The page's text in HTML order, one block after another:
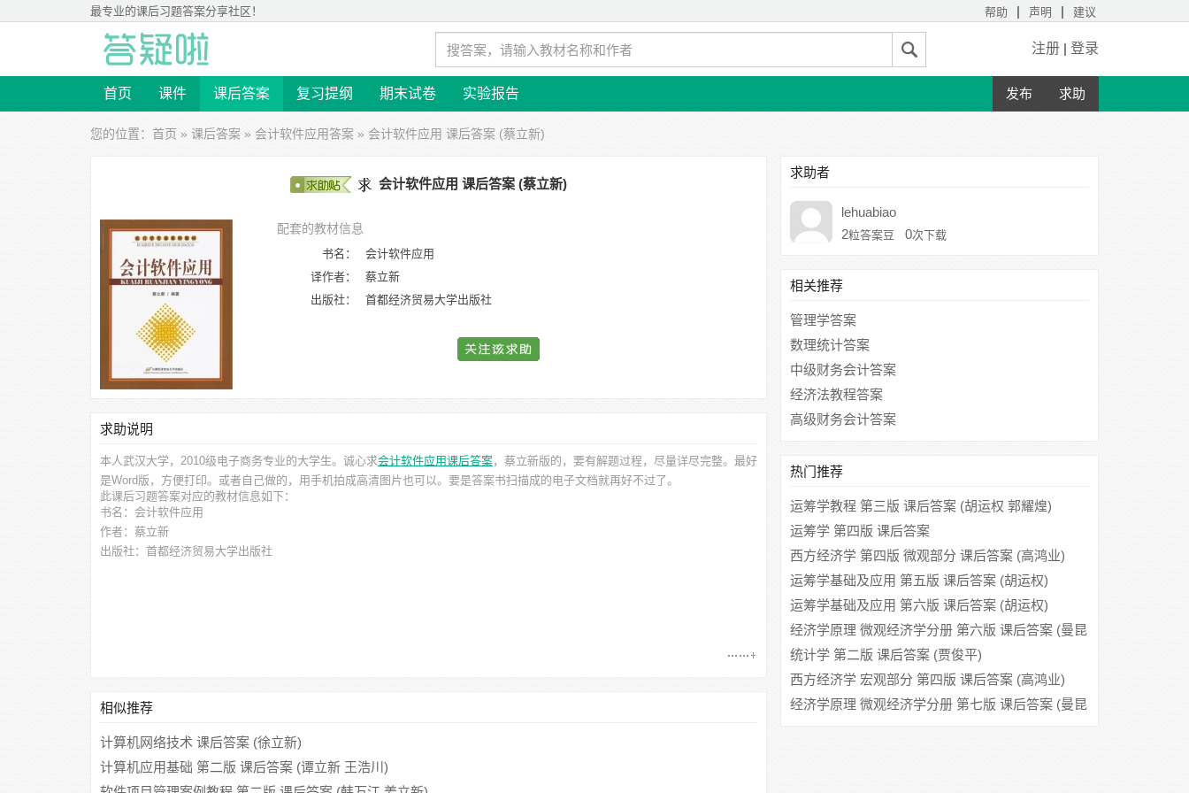
最专业的课后习题答案分享社区！ 帮助 | 声明 | 建议
注册 | 登录
首页 课件 课后答案 复习提纲 期末试卷 实验报告 发布 求助
您的位置： 首页 » 课后答案 » 会计软件应用答案 » 会计软件应用 课后答案 (蔡立新)
会计软件应用 课后答案 (蔡立新)
配套的教材信息
书名：
会计软件应用
译作者：
蔡立新
出版社：
首都经济贸易大学出版社
求助说明
本人武汉大学，2010级电子商务专业的大学生。诚心求会计软件应用课后答案，蔡立新版的，要有解题过程，尽量详尽完整。最好
是Word版，方便打印。或者自己做的，用手机拍成高清图片也可以。要是答案书扫描成的电子文档就再好不过了。
此课后习题答案对应的教材信息如下：
书名：会计软件应用
作者：蔡立新
出版社：首都经济贸易大学出版社
相似推荐
计算机网络技术 课后答案 (徐立新)
计算机应用基础 第二版 课后答案 (谭立新 王浩川)
求助者
lehuabiao
2粒答案豆 0次下载
相关推荐
管理学答案
数理统计答案
中级财务会计答案
经济法教程答案
高级财务会计答案
热门推荐
运筹学教程 第三版 课后答案 (胡运权 郭耀煌)
运筹学 第四版 课后答案
西方经济学 第四版 微观部分 课后答案 (高鸿业)
运筹学基础及应用 第五版 课后答案 (胡运权)
运筹学基础及应用 第六版 课后答案 (胡运权)
经济学原理 微观经济学分册 第六版 课后答案 (曼昆
梁小民)
统计学 第二版 课后答案 (贾俊平)
西方经济学 宏观部分 第四版 课后答案 (高鸿业)
经济学原理 微观经济学分册 第七版 课后答案 (曼昆